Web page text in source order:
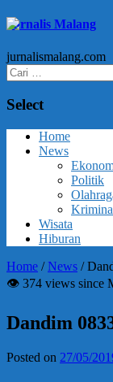
Jurnalis Malang
jurnalismalang.com
Cari
untuk:
Select
Home
News
Politik
Wisata
Hiburan
Home /News /
👁 374 views since
Dandim
Posted on 27/05/